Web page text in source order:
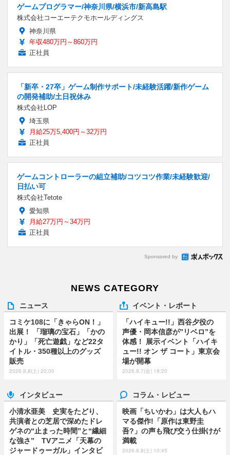
ゲームプログラマー/神奈川県/横浜市/新高島駅
株式会社コーエーテクモホールディングス
神奈川県
年収480万円～860万円
正社員
「新卒・27卒」ゲーム制作サポート/未経験活躍/新作ゲーム
の開発補助/土日祝休み
株式会社LOP
埼玉県
月給25万5,400円～32万円
正社員
ゲームコントローラーの組立補助/コツコツ作業/未経験歓迎/
日払い可
株式会社Tetote
愛知県
月給27万円～34万円
正社員
Sponsored by
NEWS CATEGORY
ニュース
コミケ108に「きゃらON！」
出展！ 「瑠璃の宝石」「かの
かり」「死亡遊戯」など22タ
イトル・350種以上のグッズ
販売
2026.8.8(土) 20:00
イベント・レポート
「ハイキュー!!」西谷夕役の
声優・岡本信彦が”リベロ”を
体感！ 展示イベント「ハイキ
ュー!! オン ザ コート」東京会
場が開幕
2026.8.7(金) 18:20
インタビュー
小清水亜美 史実をたどり、
共演者との芝居で深めたドレ
ゲネの“止まった時間”と“繊細
な強さ” TVアニメ「天幕の
ジャードゥーガル」インタビ
コラム・レビュー
映画「ちいかわ」は大人もハ
マる傑作!「原作は東野圭
吾?」の声も飛び交う仕掛けが
満載
2026.8.8(土) 10:45